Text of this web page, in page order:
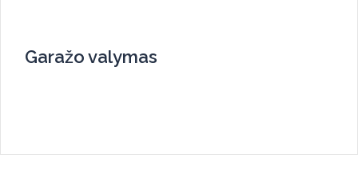
Garažo valymas